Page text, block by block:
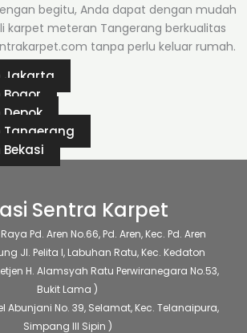
begitu, Anda dapat dengan mudah
karpet meteran Tangerang berkualitas
tanpa perlu keluar rumah.
Jakarta
Tangerang
Sentra Karpet
Pd. Aren No.66, Pd. Aren, Kec. Pd. Aren
Jl. Pelita I, Labuhan Ratu, Kec. Kedaton
H. Alamsyah Ratu Perwiranegara No.53,
Bukit Lama )
Abunjani No. 39, Selamat, Kec. Telanaipura,
Simpang III Sipin )